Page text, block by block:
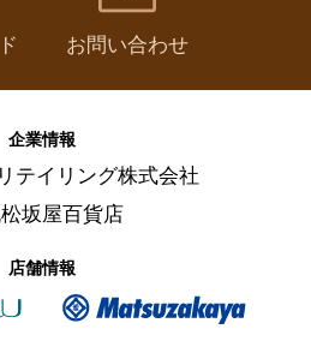
お問い合わせ
企業情報
テイリング株式会社
坂屋百貨店
店舗情報